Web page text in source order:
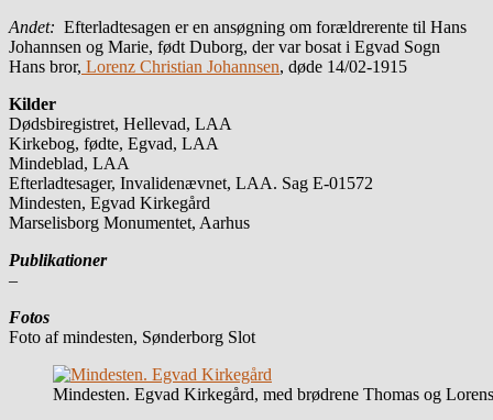
Andet: Efterladtesagen er en ansøgning om forældrerente til Hans
Johannsen og Marie, født Duborg, der var bosat i Egvad Sogn
Hans bror, Lorenz Christian Johannsen, døde 14/02-1915
Kilder
Dødsbiregistret, Hellevad, LAA
Kirkebog, fødte, Egvad, LAA
Mindeblad, LAA
Efterladtesager, Invalidenævnet, LAA. Sag E-01572
Mindesten, Egvad Kirkegård
Marselisborg Monumentet, Aarhus
Publikationer
–
Fotos
Foto af mindesten, Sønderborg Slot
Mindesten. Egvad Kirkegård, med brødrene Thomas og